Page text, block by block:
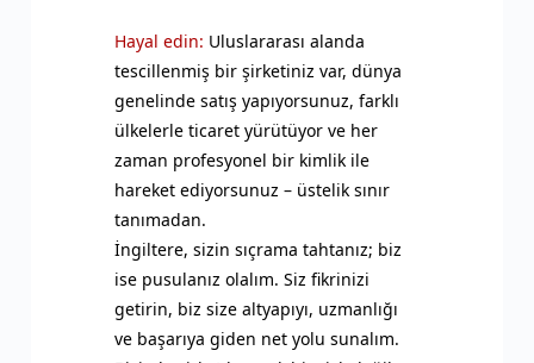
Hayal edin: Uluslararası alanda
tescillenmiş bir şirketiniz var, dünya
genelinde satış yapıyorsunuz, farklı
ülkelerle ticaret yürütüyor ve her
zaman profesyonel bir kimlik ile
hareket ediyorsunuz – üstelik sınır
tanımadan.
İngiltere, sizin sıçrama tahtanız; biz
ise pusulanız olalım. Siz fikrinizi
getirin, biz size altyapıyı, uzmanlığı
ve başarıya giden net yolu sunalım.